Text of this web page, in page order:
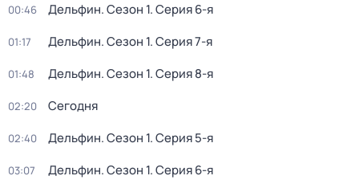
00:46 Дельфин. Сезон 1. Серия 6-я
01:17 Дельфин. Сезон 1. Серия 7-я
01:48 Дельфин. Сезон 1. Серия 8-я
02:20 Сегодня
02:40 Дельфин. Сезон 1. Серия 5-я
03:07 Дельфин. Сезон 1. Серия 6-я